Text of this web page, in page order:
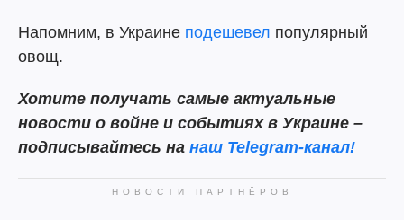
Напомним, в Украине подешевел популярный
овощ.
Хотите получать самые актуальные
новости о войне и событиях в Украине –
подписывайтесь на наш Telegram-канал!